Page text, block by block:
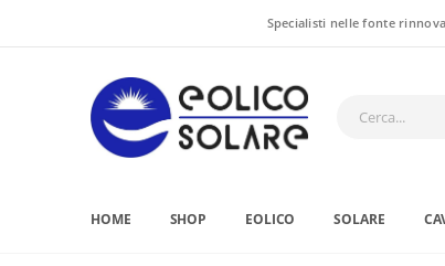
Specialisti nelle fonte
HOME SHOP EOLICO SOLARE